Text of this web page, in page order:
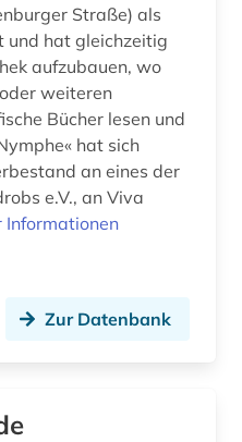
literaturwissenschaft (6)
(1)
Straße) als
und hat gleichzeitig
aufzubauen, wo
weiteren
Bücher lesen und
hat sich
an eines der
e.V., an Viva
Informationen
Zur Datenbank